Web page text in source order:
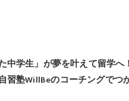
中学生」が夢を叶えて留学
習塾WillBeのコーチングでつ